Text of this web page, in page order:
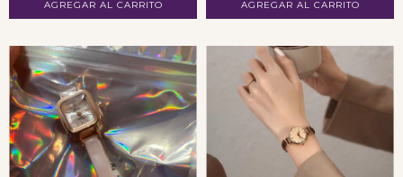
AGREGAR AL CARRITO AGREGAR AL CARRITO